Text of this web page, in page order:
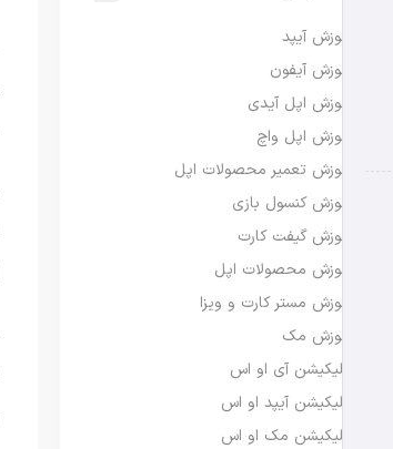
آموزش آیپد
آموزش آیفون
آموزش اپل آیدی
آموزش اپل واچ
آموزش تعمیر محصولات اپل
آموزش کنسول بازی
آموزش گیفت کارت
آموزش محصولات اپل
آموزش مستر کارت و ویزا
آموزش مک
اپلیکیشن آی او اس
اپلیکیشن آیپد او اس
اپلیکیشن مک او اس